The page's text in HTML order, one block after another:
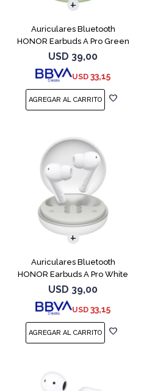
Auriculares Bluetooth
HONOR Earbuds A Pro Green
USD 39,00
USD 33,15
Auriculares Bluetooth
HONOR Earbuds A Pro White
USD 39,00
USD 33,15